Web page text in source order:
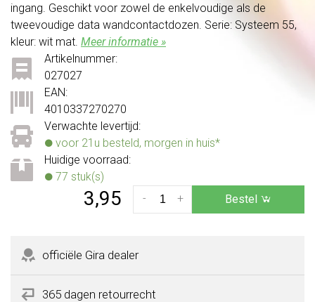
ingang. Geschikt voor zowel de enkelvoudige als de
tweevoudige data wandcontactdozen. Serie: Systeem 55,
kleur: wit mat. Meer informatie »
Verwachte levertijd:
voor 21u besteld, morgen in huis*
Huidige voorraad:
77 stuk(s)
Artikelnummer:
027027
EAN:
4010337270270
3,95 +
- Bestel
officiële Gira dealer
365 dagen retourrecht